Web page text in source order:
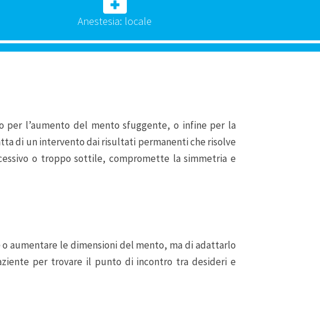
Anestesia: locale
l’aumento del mento sfuggente, o infine per la
di un intervento dai risultati permanenti che risolve
o troppo sottile, compromette la simmetria e
aumentare le dimensioni del mento, ma di adattarlo
per trovare il punto di incontro tra desideri e